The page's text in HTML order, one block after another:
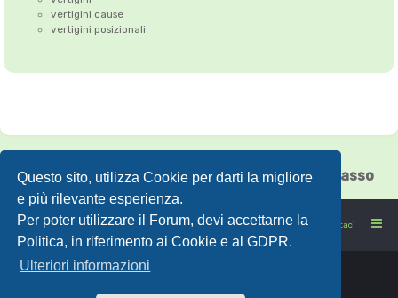
Questo sito, utilizza Cookie per darti la migliore
e più rilevante esperienza.
Per poter utilizzare il Forum, devi accettarne la
Politica, in riferimento ai Cookie e al GDPR.
Ulteriori informazioni
vertigini cause
vertigini posizionali
•
Cefalea tensiva•Vertigini•Floating Chiasso
FORUMSANO: la salute non è l'assenza di malattia Contattaci